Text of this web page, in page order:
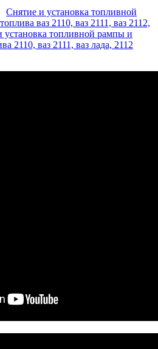
Снятие и установка топливной
ваз 2110, ваз 2111, ваз 2112,
установка топливной рампы и
2110, ваз 2111, ваз лада, 2112